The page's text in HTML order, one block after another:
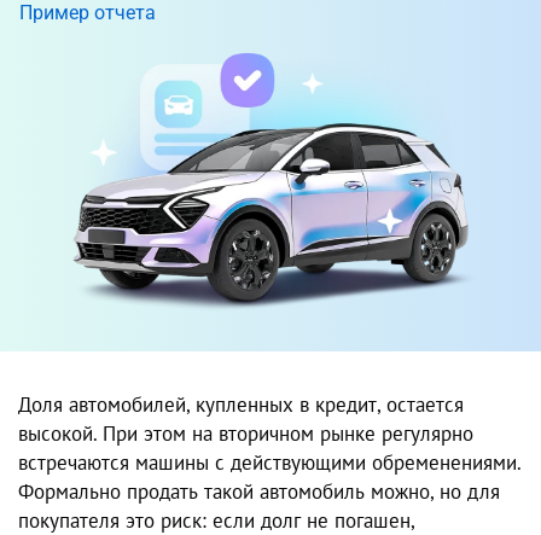
Пример отчета
Доля автомобилей, купленных в кредит, остается
высокой. При этом на вторичном рынке регулярно
встречаются машины с действующими обременениями.
Формально продать такой автомобиль можно, но для
покупателя это риск: если долг не погашен,